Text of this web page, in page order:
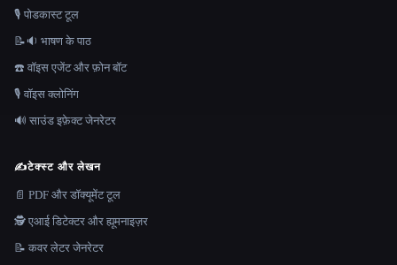
🎙️ पोडकास्ट टूल
📝🔉 भाषण के पाठ
☎️ वॉइस एजेंट और फ़ोन बॉट
🎙️ वॉइस क्लोनिंग
🔊 साउंड इफ़ेक्ट जेनरेटर
✍️टेक्स्ट और लेखन
📄 PDF और डॉक्यूमेंट टूल
🕵️ एआई डिटेक्टर और ह्यूमनाइज़र
📝 कवर लेटर जेनरेटर